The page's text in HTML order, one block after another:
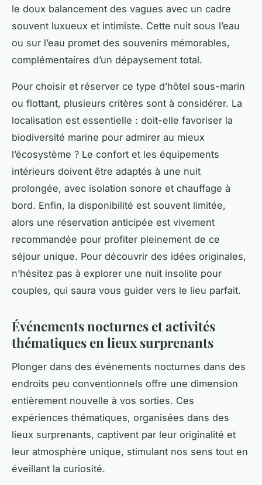
le doux balancement des vagues avec un cadre
souvent luxueux et intimiste. Cette nuit sous l’eau
ou sur l’eau promet des souvenirs mémorables,
complémentaires d’un dépaysement total.
Pour choisir et réserver ce type d’hôtel sous-marin
ou flottant, plusieurs critères sont à considérer. La
localisation est essentielle : doit-elle favoriser la
biodiversité marine pour admirer au mieux
l’écosystème ? Le confort et les équipements
intérieurs doivent être adaptés à une nuit
prolongée, avec isolation sonore et chauffage à
bord. Enfin, la disponibilité est souvent limitée,
alors une réservation anticipée est vivement
recommandée pour profiter pleinement de ce
séjour unique. Pour découvrir des idées originales,
n’hésitez pas à explorer une nuit insolite pour
couples, qui saura vous guider vers le lieu parfait.
Événements nocturnes et activités
thématiques en lieux surprenants
Plonger dans des événements nocturnes dans des
endroits peu conventionnels offre une dimension
entièrement nouvelle à vos sorties. Ces
expériences thématiques, organisées dans des
lieux surprenants, captivent par leur originalité et
leur atmosphère unique, stimulant nos sens tout en
éveillant la curiosité.